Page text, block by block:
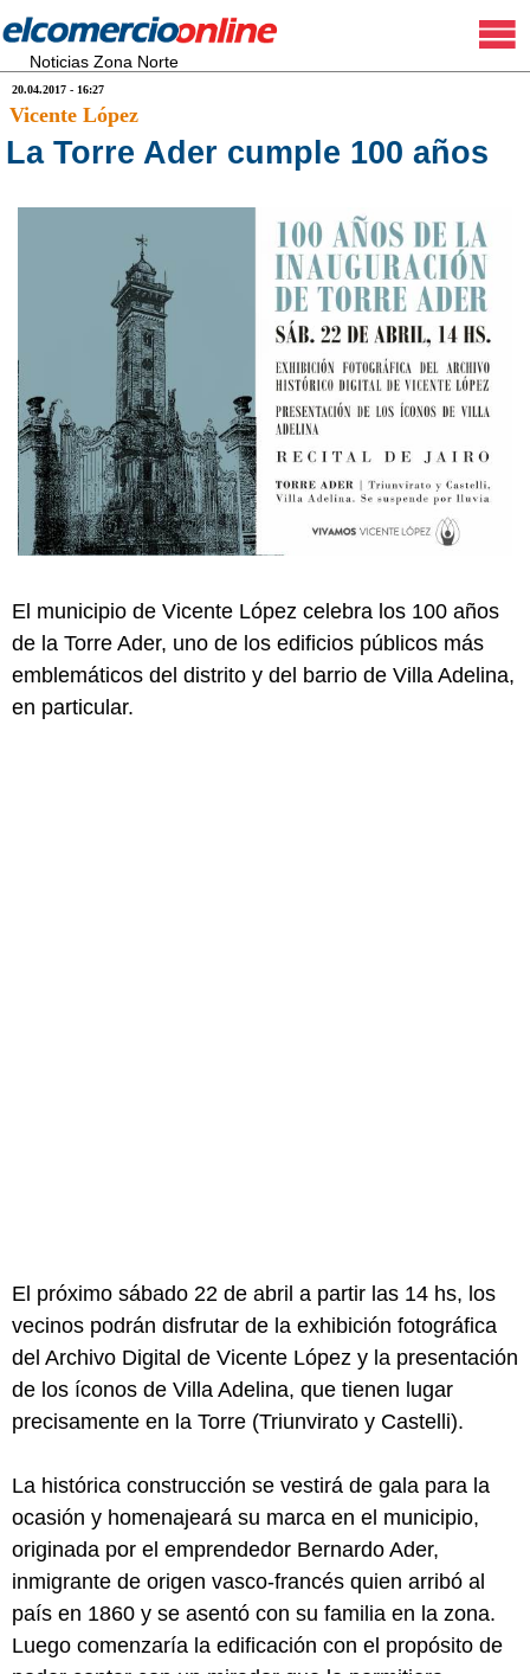
Noticias Zona Norte
20.04.2017 - 16:27
Vicente López
La Torre Ader cumple 100 años
El municipio de Vicente López celebra los 100 años
de la Torre Ader, uno de los edificios públicos más
emblemáticos del distrito y del barrio de Villa Adelina,
en particular.
El próximo sábado 22 de abril a partir las 14 hs, los
vecinos podrán disfrutar de la exhibición fotográfica
del Archivo Digital de Vicente López y la presentación
de los íconos de Villa Adelina, que tienen lugar
precisamente en la Torre (Triunvirato y Castelli).
La histórica construcción se vestirá de gala para la
ocasión y homenajeará su marca en el municipio,
originada por el emprendedor Bernardo Ader,
inmigrante de origen vasco-francés quien arribó al
país en 1860 y se asentó con su familia en la zona.
Luego comenzaría la edificación con el propósito de